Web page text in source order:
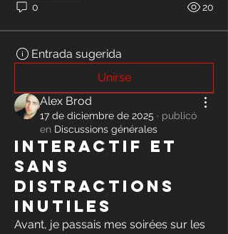
0 20
Entrada sugerida
Unirse
Alex Brod
17 de diciembre de 2025 · publicó
en Discussions générales
Interactif et
sans
distractions
inutiles
Avant, je passais mes soirées sur les